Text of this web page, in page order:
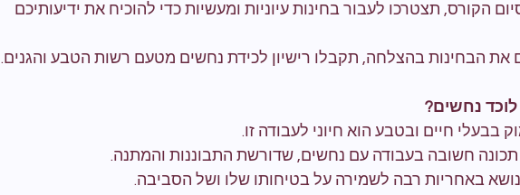
הקורס, תצטרכו לעבור בחינות עיוניות ומעשיות כדי להוכיח את ידיעותיכם
את הבחינות בהצלחה, תקבלו רישיון לכידת נחשים מטעם רשות הטבע והגנים.
נחשים?
בבעלי חיים ובטבע הוא חיוני לעבודה זו.
חשובה בעבודה עם נחשים, שדורשת התבוננות והמתנה.
באחריות רבה לשמירה על בטיחותו שלו ושל הסביבה.